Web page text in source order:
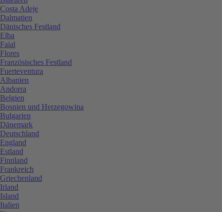
Costa Adeje
Dalmatien
Dänisches Festland
Elba
Faial
Flores
Französisches Festland
Fuerteventura
Albanien
Andorra
Belgien
Bosnien und Herzegowina
Bulgarien
Dänemark
Deutschland
England
Estland
Finnland
Frankreich
Griechenland
Irland
Island
Italien